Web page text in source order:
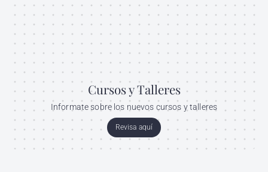
Cursos y Talleres
Informate sobre los nuevos cursos y talleres
Revisa aquí